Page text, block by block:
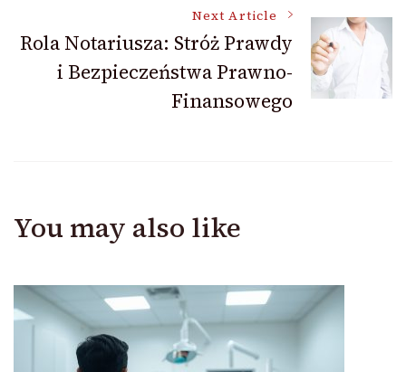
Next Article
Rola Notariusza: Stróż Prawdy
i Bezpieczeństwa Prawno-
Finansowego
You may also like